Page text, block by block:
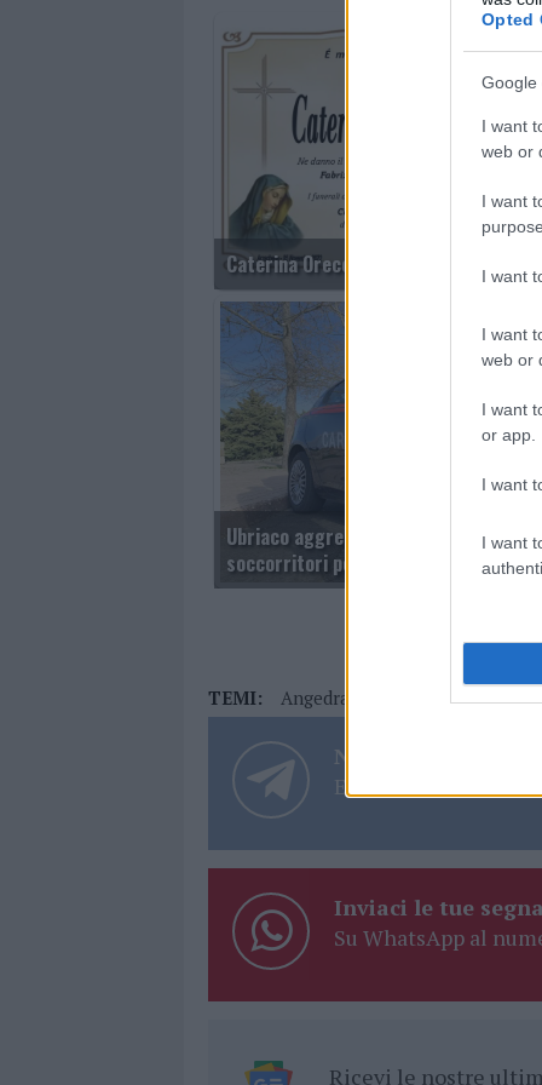
Opted
Google
I want
web or
I want
I want
I want
web or
I want
or app.
I want
I want
Caterina Orecchioni
Ubriaco aggredisce carabinieri e
soccorritori per strada
TEMI: Angedras Taekwondo
Notizie in tempo
Entra nel canale
Inviaci le tue
Su WhatsApp al
Ricevi le nostre